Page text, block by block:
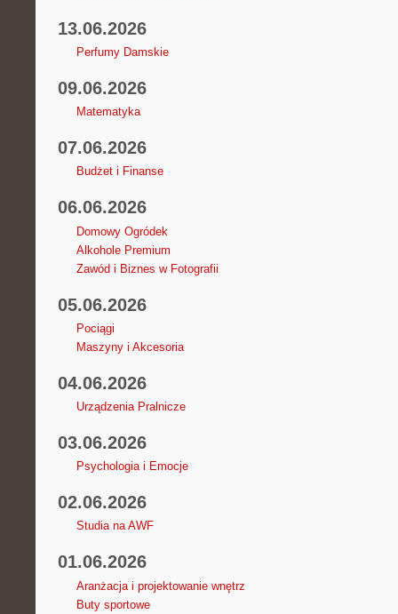
13.06.2026
Perfumy Damskie
09.06.2026
Matematyka
07.06.2026
Budżet i Finanse
06.06.2026
Domowy Ogródek
Alkohole Premium
Zawód i Biznes w Fotografii
05.06.2026
Pociągi
Maszyny i Akcesoria
04.06.2026
Urządzenia Pralnicze
03.06.2026
Psychologia i Emocje
02.06.2026
Studia na AWF
01.06.2026
Aranżacja i projektowanie wnętrz
Buty sportowe